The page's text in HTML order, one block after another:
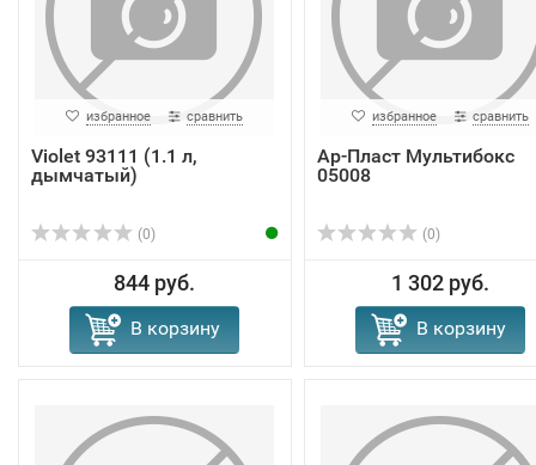
избранное сравнить
Violet 93111 (1.1 л,
дымчатый)
(0)
844 руб.
В корзину
избранное сравнить
Ар-Пласт Мультибокс
05008
(0)
1 302 руб.
В корзину